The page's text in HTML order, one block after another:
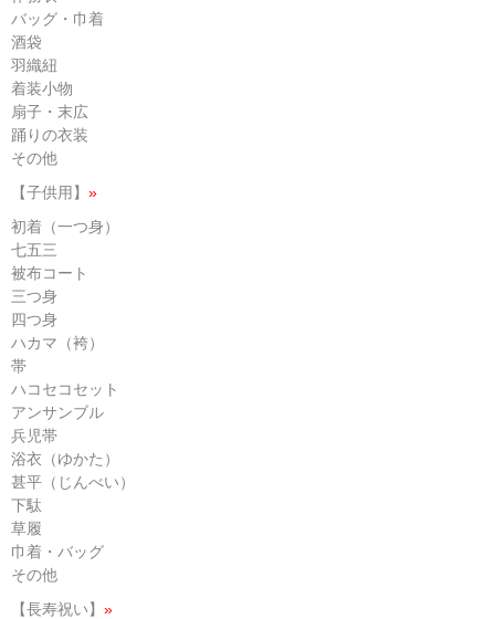
バッグ・巾着
酒袋
羽織紐
着装小物
扇子・末広
踊りの衣装
その他
【子供用】 »
初着（一つ身）
七五三
被布コート
三つ身
四つ身
ハカマ（袴）
帯
ハコセコセット
アンサンブル
兵児帯
浴衣（ゆかた）
甚平（じんべい）
下駄
草履
巾着・バッグ
その他
【長寿祝い】 »